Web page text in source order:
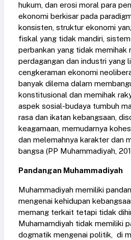
hukum, dan erosi moral para
ekonomi berkisar pada
konsisten, struktur ekonomi
fiskal yang tidak mandiri,
perbankan yang tidak memihak
perdagangan dan industri yang
cengkeraman ekonomi
banyak dilema dalam
konstitusional dan memihak
aspek sosial-budaya tumbuh
rasa dan ikatan kebangsaan,
keagamaan, memudarnya
dan melemahnya karakter dan
bangsa (PP Muhammadiyah,
Pandangan Muhammadiyah
Muhammadiyah memiliki
mengenai kehidupan
memang terkait tetapi tidak
Muhamamdiyah tidak memiliki
dogmatik mengenai politik, di